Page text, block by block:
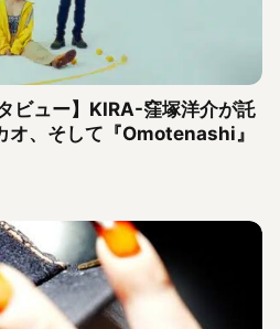
ビュー】KIRA-窪塚洋介が託
オ、そして『Omotenashi』